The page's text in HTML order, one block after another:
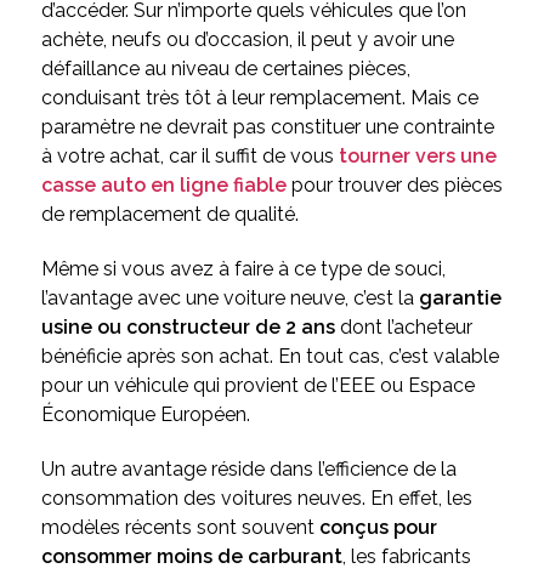
d’accéder. Sur n’importe quels véhicules que l’on
achète, neufs ou d’occasion, il peut y avoir une
défaillance au niveau de certaines pièces,
conduisant très tôt à leur remplacement. Mais ce
paramètre ne devrait pas constituer une contrainte
à votre achat, car il suffit de vous tourner vers une
casse auto en ligne fiablepour trouver des pièces
de remplacement de qualité.
Même si vous avez à faire à ce type de souci,
l’avantage avec une voiture neuve, c’est la garantie
usine ou constructeur de 2 ansdont l’acheteur
bénéficie après son achat. En tout cas, c’est valable
pour un véhicule qui provient de l’EEE ou Espace
Économique Européen.
Un autre avantage réside dans l’efficience de la
consommation des voitures neuves. En effet, les
modèles récents sont souvent conçus pour
consommer moins de carburant, les fabricants